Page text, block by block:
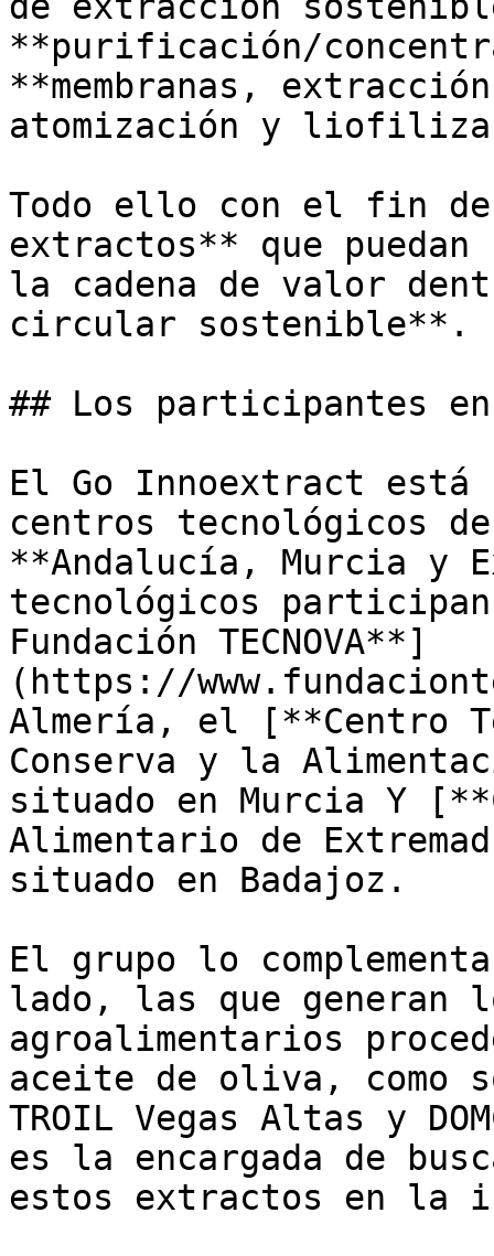
**purificación/
**membranas,
atomización y
Todo ello con el fin
extractos** que
la cadena de valor
circular sostenible**.
## Los participantes
El Go Innoextract está
centros tecnológicos
**Andalucía, Murcia y
tecnológicos
Fundación TECNOVA**]
(https://
Almería, el [**Centro
Conserva y la
situado en Murcia Y
Alimentario de
situado en Badajoz.
El grupo lo
lado, las que generan
agroalimentarios
aceite de oliva, como
TROIL Vegas Altas y
es la encargada de
estos extractos en la